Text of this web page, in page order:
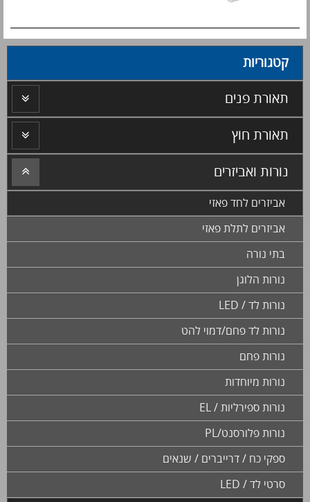
קטגוריות
תאורת פנים
תאורת חוץ
נורות ואביזרים
אביזרים לחד פאזי
אביזרים לתלת פאזי
בתי נורה
נורות הלוגן
נורות לד / LED
נורות לד פחם/דמוי להט
נורות פחם
נורות מיוחדות
נורות ספירליות / EL
נורות פלורסנט/PL
ספקי כח / דרייברים / שנאים
סרטי לד / LED